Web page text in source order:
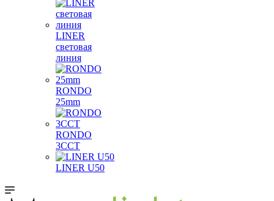
LINER
световая
линия
RONDO
25mm
RONDO
3CCT
LINER U50